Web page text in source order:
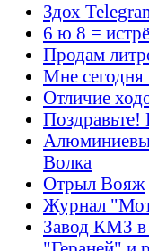
Здох
6 ю 8 =
Продам
Мне сегодня
Отличие
Поздравьте!
Волка
Отрыл Вояж
Журнал
Завод КМЗ в